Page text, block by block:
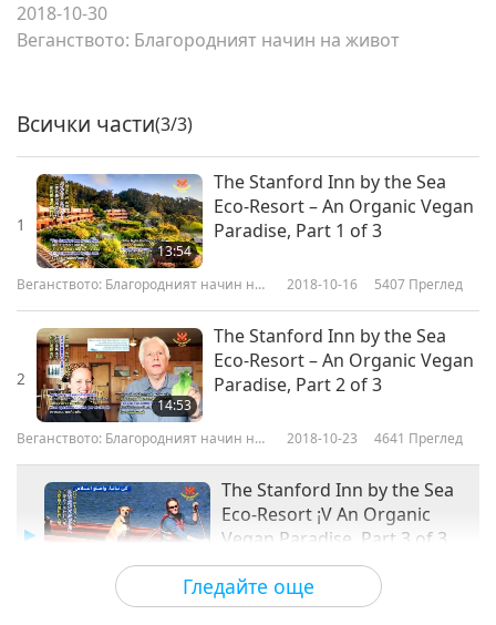
2018-10-30
Веганството: Благородният начин на живот
Гледайте още
Всички части(3/3)
1
13:54
The Stanford Inn by the Sea
Eco-Resort – An Organic Vegan
Paradise, Part 1 of 3
Веганството: Благородният начин на
2018-10-16 5407 Преглед
2
14:53
The Stanford Inn by the Sea
Eco-Resort – An Organic Vegan
Paradise, Part 2 of 3
Веганството: Благородният начин на
2018-10-23 4641 Преглед
The Stanford Inn by the Sea
Eco-Resort ¡V An Organic
Vegan Paradise, Part 3 of 3
Веганството: Благородният начин
2018-10-30 4614